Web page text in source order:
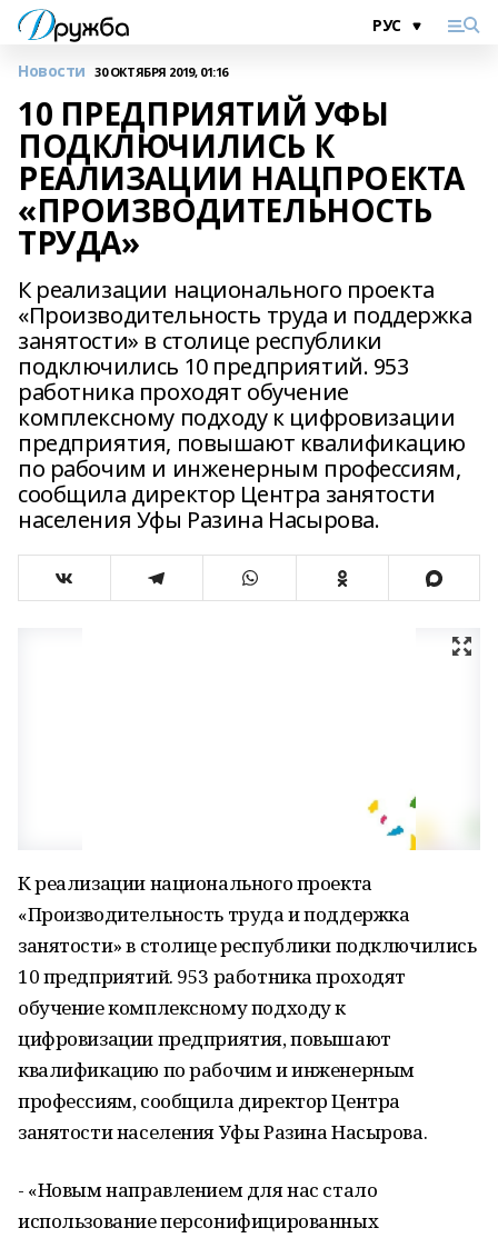
Новости 30 ОКТЯБРЯ 2019, 01:16
10 ПРЕДПРИЯТИЙ УФЫ
ПОДКЛЮЧИЛИСЬ К
РЕАЛИЗАЦИИ НАЦПРОЕКТА
«ПРОИЗВОДИТЕЛЬНОСТЬ
ТРУДА»
К реализации национального проекта
«Производительность труда и поддержка
занятости» в столице республики
подключились 10 предприятий. 953
работника проходят обучение
комплексному подходу к цифровизации
предприятия, повышают квалификацию
по рабочим и инженерным профессиям,
сообщила директор Центра занятости
населения Уфы Разина Насырова.
К реализации национального проекта
«Производительность труда и поддержка
занятости» в столице республики подключились
10 предприятий. 953 работника проходят
обучение комплексному подходу к
цифровизации предприятия, повышают
квалификацию по рабочим и инженерным
профессиям, сообщила директор Центра
занятости населения Уфы Разина Насырова.
- «Новым направлением для нас стало
использование персонифицированных